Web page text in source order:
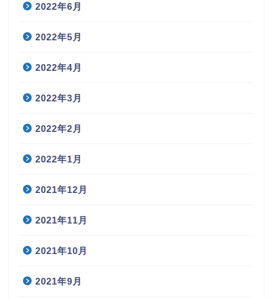
2022年6月
2022年5月
2022年4月
2022年3月
2022年2月
2022年1月
2021年12月
2021年11月
2021年10月
2021年9月